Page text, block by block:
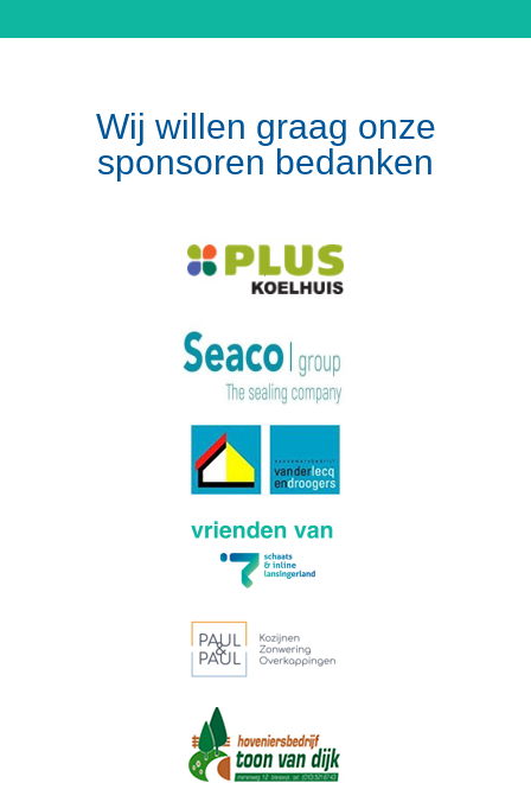
Wij willen graag onze
sponsoren bedanken